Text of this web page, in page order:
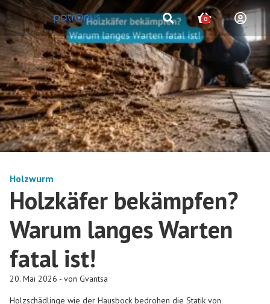
0
Holzwurm
Holzkäfer bekämpfen?
Warum langes Warten
fatal ist!
20. Mai 2026 - von Gvantsa
Holzschädlinge wie der Hausbock bedrohen die Statik von